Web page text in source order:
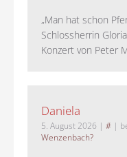
„Man hat schon
Schlossherrin
Konzert von Peter
Daniela
5. August 2026 | # |
Wenzenbach?